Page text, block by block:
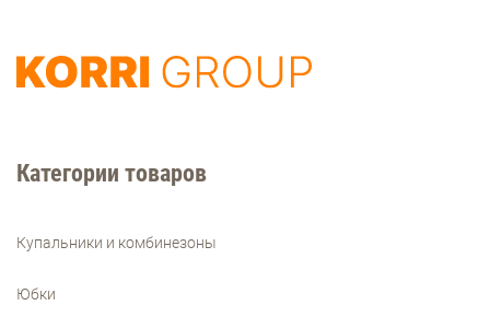
Категории товаров
Купальники и комбинезоны
Юбки